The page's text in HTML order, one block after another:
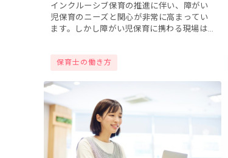
インクルーシブ保育の推進に伴い、障がい
児保育のニーズと関心が非常に高まってい
ます。しかし障がい児保育に携わる現場は
の課題は多...
保育士の働き方